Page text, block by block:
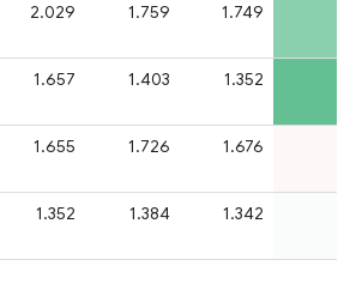
2.029 1.759 1.749
1.657 1.403 1.352
1.655 1.726 1.676
1.352 1.384 1.342